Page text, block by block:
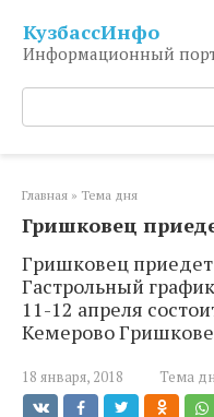
контенту
КузбассИнфо
Информационный
Поиск:
Главная » Тема дня
Гришковец
Гришковец
Гастрольный
11-12 апреля
Кемерово
18 января, 2018 Тема